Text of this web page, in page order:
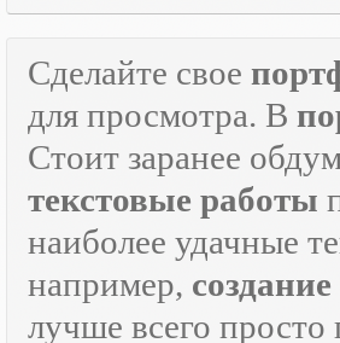
Сделайте свое
для просмотра. В
Стоит заранее
текстовые работы
наиболее удачные
например,
лучше всего просто